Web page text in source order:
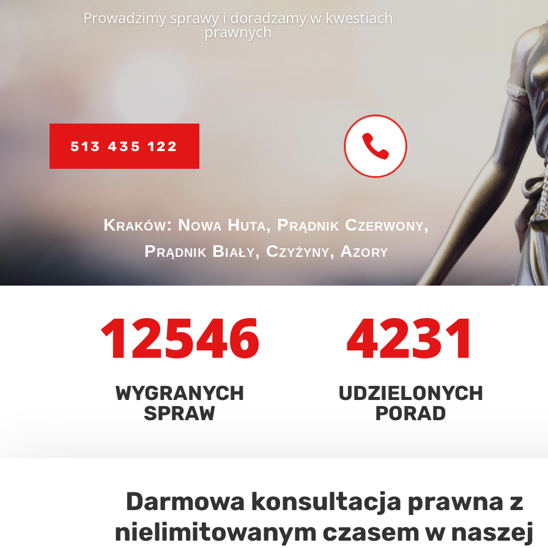
Prowadzimy sprawy i doradzamy w kwestiach
prawnych
513 435 122 
Kraków: Nowa Huta, Prądnik Czerwony,
Prądnik Biały, Czyżyny, Azory
12546
WYGRANYCH
SPRAW
4231
UDZIELONYCH
PORAD
Darmowa konsultacja prawna z
nielimitowanym czasem w naszej